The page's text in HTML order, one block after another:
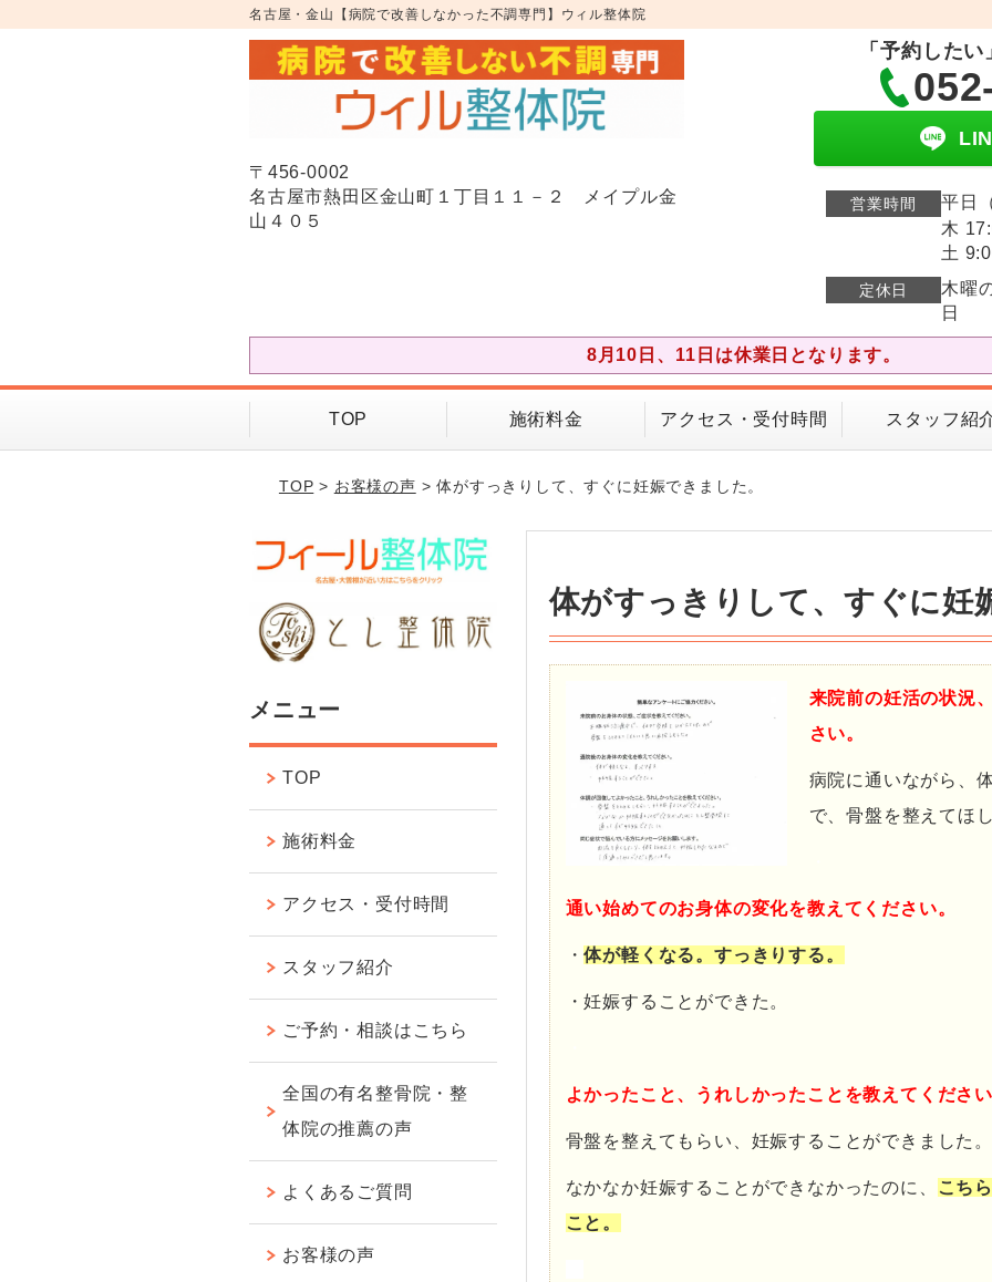
名古屋・金山【病院で改善しなかった不調専門】ウィル整体院
〒456-0002
名古屋市熱田区金山町１丁目１１－２ メイプル金
山４０５
「予約した
営業時間
平日
木
土
定休日
木曜
日
8月10日、11日は休業日となります。
TOP 施術料金 アクセス・受付時間 スタッフ紹
TOP > お客様の声 > 体がすっきりして、すぐに妊娠できました。
体がすっきりして、すぐに妊
来院前の妊活の状況
さい。
病院に通いながら、
で、骨盤を整えてほ
通い始めてのお身体の変化を教えてください。
・体が軽くなる。すっきりする。
・妊娠することができた。
よかったこと、うれしかったことを教えてください
骨盤を整えてもらい、妊娠することができました。
なかなか妊娠することができなかったのに、
こち
こと。
メニュー
TOP
施術料金
アクセス・受付時間
スタッフ紹介
ご予約・相談はこちら
全国の有名整骨院・整
体院の推薦の声
よくあるご質問
お客様の声